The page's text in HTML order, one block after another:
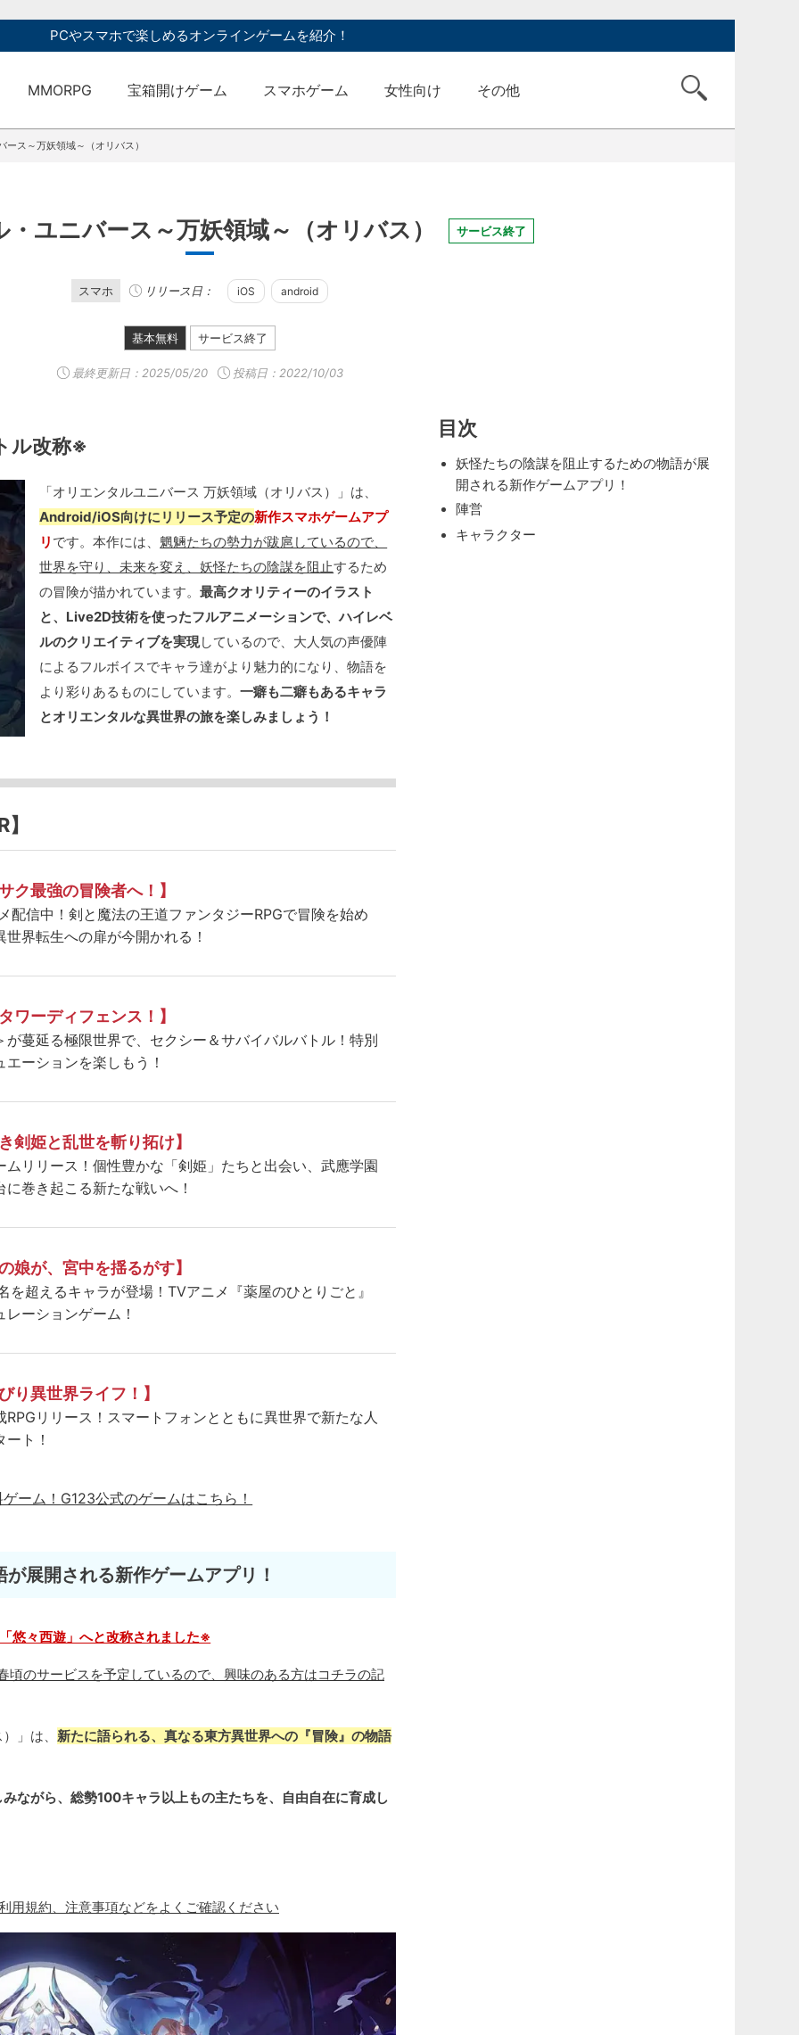
PCやスマホで楽しめるオンラインゲームを紹介！
MMORPG 宝箱開けゲーム スマホゲーム 女性向け その他
ース～万妖領域～（オリバス）
ユニバース～万妖領域～（オリバス） サービス終了
スマホ リリース日： iOS android
基本無料 サービス終了
最終更新日： 2025/05/20 投稿日：2022/10/03
ル改称※
「オリエンタルユニバース 万妖領域（オリバス）」は、
Android/iOS向けにリリース予定の新作スマホゲームアプ
リ です。本作には、 魍魎たちの勢力が跋扈しているので、
世界を守り、未来を変え、妖怪たちの陰謀を阻止するため
の冒険が描かれています。最高クオリティーのイラスト
と、Live2D技術を使ったフルアニメーションで、ハイレベ
ルのクリエイティブを実現しているので、大人気の声優陣
によるフルボイスでキャラ達がより魅力的になり、物語を
より彩りあるものにしています。一癖も二癖もあるキャラ
とオリエンタルな異世界の旅を楽しみましょう！
ク最強の冒険者へ！】
配信中！剣と魔法の王道ファンタジーRPGで冒険を始め
世界転生への扉が今開かれる！
ワーディフェンス！】
が蔓延る極限世界で、セクシー＆サバイバルバトル！特別
エーションを楽しもう！
剣姫と乱世を斬り拓け】
ムリリース！個性豊かな「剣姫」たちと出会い、武應学園
に巻き起こる新たな戦いへ！
娘が、宮中を揺るがす】
を超えるキャラが登場！TVアニメ『薬屋のひとりごと』
レーションゲーム！
り異世界ライフ！】
RPGリリース！スマートフォンとともに異世界で新たな人
ト！
ーム！ G123公式のゲームはこちら！
展開される新作ゲームアプリ！
悠々西遊」へと改称されました※
のサービスを予定しているので、興味のある方はコチラの記
」は、 新たに語られる、真なる東方異世界への『冒険』の物語
ながら、総勢100キャラ以上もの主たちを、自由自在に育成し
用規約、注意事項などをよくご確認ください
目次
妖怪たちの陰謀を阻止するための物語が展
開される新作ゲームアプリ！
陣営
キャラクター